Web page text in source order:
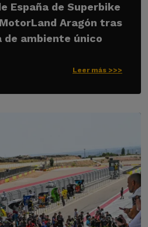
España de Superbike
Aragón tras
de ambiente único
Leer más >>>